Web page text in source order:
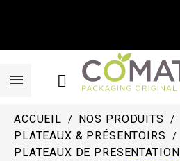
ACCUEIL
NOS PRODUITS
PLATEAUX & PRÉSENTOIRS
PLATEAUX DE PRESENTATION